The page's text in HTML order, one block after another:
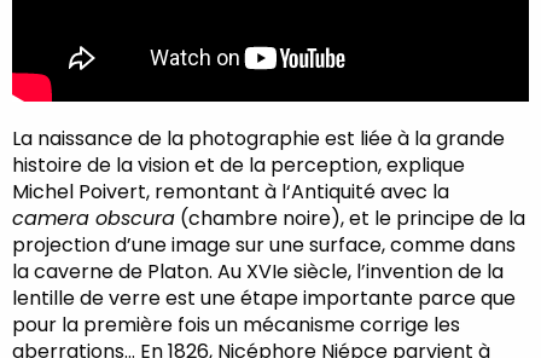
La naissance de la photographie est liée à la grande
histoire de la vision et de la perception, explique
Michel Poivert, remontant à l‘Antiquité avec la
camera obscura (chambre noire), et le principe de la
projection d’une image sur une surface, comme dans
la caverne de Platon. Au XVIe siècle, l’invention de la
lentille de verre est une étape importante parce que
pour la première fois un mécanisme corrige les
aberrations… En 1826, Nicéphore Niépce parvient à